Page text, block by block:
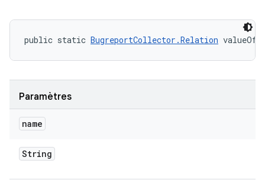
public static BugreportCollector.Relation valueOf
Paramètres
name
String